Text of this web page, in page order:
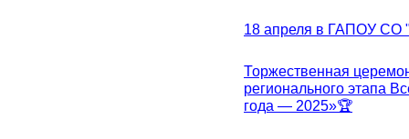
18 апреля в ГАПОУ СО
Торжественная
регионального этапа
года — 2025»🏆